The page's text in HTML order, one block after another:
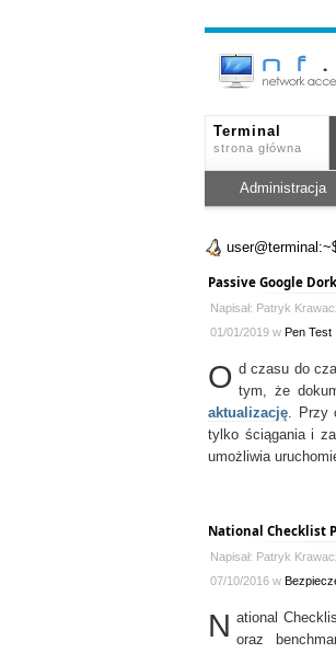
Terminal
strona główna
Administracja
Passive Google
Napisał: Patryk
01/01/2019 w Pen Test
O d czasu do
tym, że
aktualizację. Przy
tylko ściągania i
umożliwia
National Checklist
Napisał: Patryk
07/10/2016 w
N ational
oraz